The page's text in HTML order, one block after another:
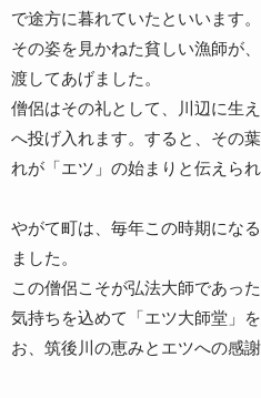
で途方に暮れていたといいます。
その姿を見かねた貧しい漁師が
渡してあげました。
僧侶はその礼として、川辺に生
へ投げ入れます。すると、その
れが「エツ」の始まりと伝えられ
やがて町は、毎年この時期にな
ました。
この僧侶こそが弘法大師であっ
気持ちを込めて「エツ大師堂」
お、筑後川の恵みとエツへの感